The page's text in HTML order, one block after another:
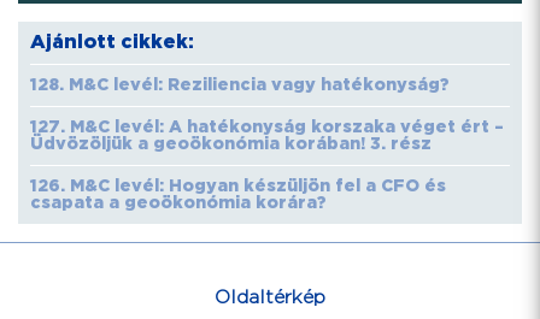
Ajánlott cikkek:
128. M&C levél: Reziliencia vagy hatékonyság?
127. M&C levél: A hatékonyság korszaka véget ért –
Üdvözöljük a geoökonómia korában! 3. rész
126. M&C levél: Hogyan készüljön fel a CFO és
csapata a geoökonómia korára?
Oldaltérkép